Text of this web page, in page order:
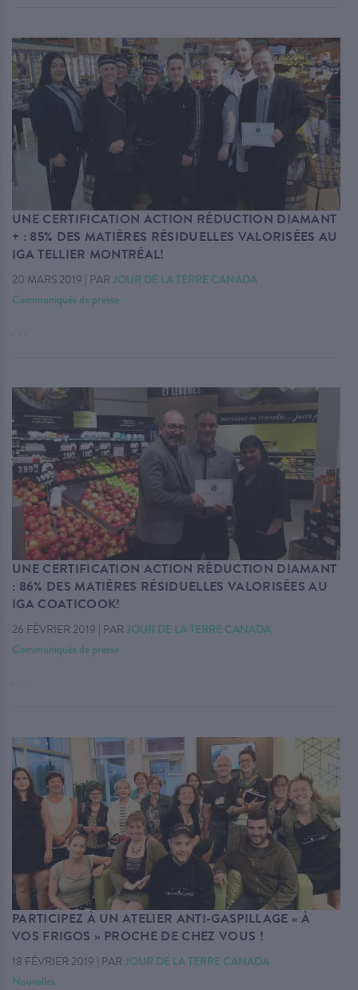
UNE CERTIFICATION ACTION RÉDUCTION DIAMANT
+ : 85% DES MATIÈRES RÉSIDUELLES VALORISÉES AU
IGA TELLIER MONTRÉAL!
20 MARS 2019 | PAR JOUR DE LA TERRE CANADA
Communiqués de presse
. . .
UNE CERTIFICATION ACTION RÉDUCTION DIAMANT
: 86% DES MATIÈRES RÉSIDUELLES VALORISÉES AU
IGA COATICOOK!
26 FÉVRIER 2019 | PAR JOUR DE LA TERRE CANADA
Communiqués de presse
. . .
PARTICIPEZ À UN ATELIER ANTI-GASPILLAGE « À
VOS FRIGOS » PROCHE DE CHEZ VOUS !
18 FÉVRIER 2019 | PAR JOUR DE LA TERRE CANADA
Nouvelles